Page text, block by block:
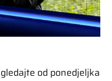
od ponedjeljka